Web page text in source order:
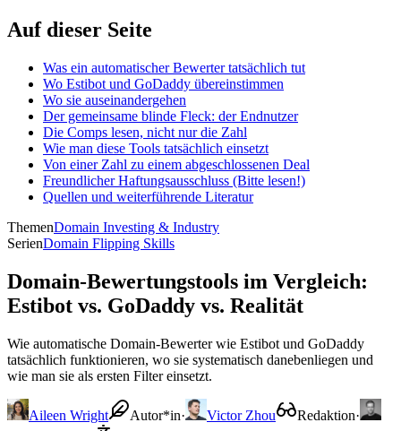
Auf dieser Seite
Was ein automatischer Bewerter tatsächlich tut
Wo Estibot und GoDaddy übereinstimmen
Wo sie auseinandergehen
Der gemeinsame blinde Fleck: der Endnutzer
Die Comps lesen, nicht nur die Zahl
Wie man diese Tools tatsächlich einsetzt
Von einer Zahl zu einem abgeschlossenen Deal
Freundlicher Haftungsausschluss (Bitte lesen!)
Quellen und weiterführende Literatur
ThemenDomain Investing & Industry
SerienDomain Flipping Skills
Domain-Bewertungstools im Vergleich:
Estibot vs. GoDaddy vs. Realität
Wie automatische Domain-Bewerter wie Estibot und GoDaddy
tatsächlich funktionieren, wo sie systematisch danebenliegen und
wie man sie als ersten Filter einsetzt.
Aileen Wright Autor*in· Victor Zhou Redaktion·